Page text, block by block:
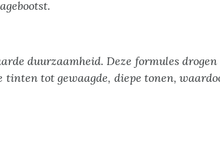
duurzaamheid. Deze formules
tot gewaagde, diepe tonen,